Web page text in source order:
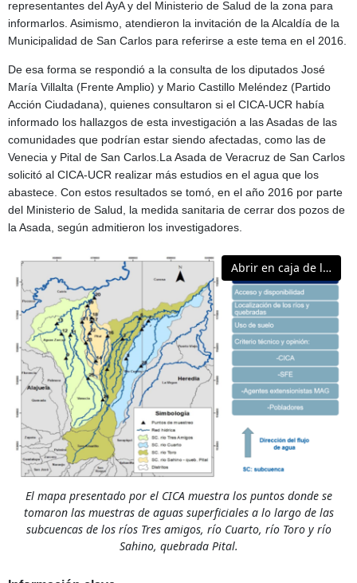
representantes del AyA y del Ministerio de Salud de la zona para
informarlos. Asimismo, atendieron la invitación de la Alcaldía de la
Municipalidad de San Carlos para referirse a este tema en el 2016.
De esa forma se respondió a la consulta de los diputados José
María Villalta (Frente Amplio) y Mario Castillo Meléndez (Partido
Acción Ciudadana), quienes consultaron si el CICA-UCR había
informado los hallazgos de esta investigación a las Asadas de las
comunidades que podrían estar siendo afectadas, como las de
Venecia y Pital de San Carlos.La Asada de Veracruz de San Carlos
solicitó al CICA-UCR realizar más estudios en el agua que los
abastece. Con estos resultados se tomó, en el año 2016 por parte
del Ministerio de Salud, la medida sanitaria de cerrar dos pozos de
la Asada, según admitieron los investigadores.
Abrir en caja de luz
El mapa presentado por el CICA muestra los puntos donde se
tomaron las muestras de aguas superficiales a lo largo de las
subcuencas de los ríos Tres amigos, río Cuarto, río Toro y río
Sahino, quebrada Pital.